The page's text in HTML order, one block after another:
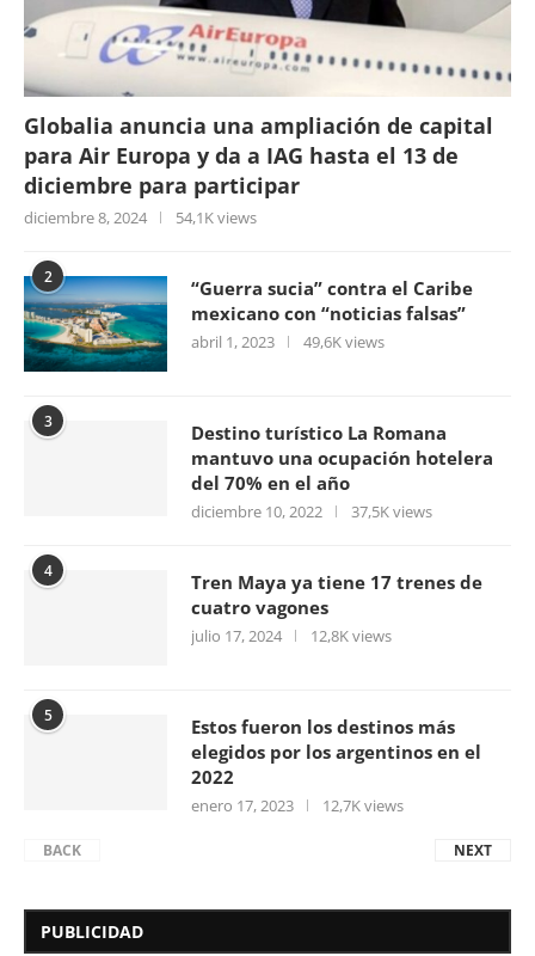
Globalia anuncia una ampliación de capital
para Air Europa y da a IAG hasta el 13 de
diciembre para participar
diciembre 8, 2024 54,1K views
2
“Guerra sucia” contra el Caribe
mexicano con “noticias falsas”
abril 1, 2023 49,6K views
3
Destino turístico La Romana
mantuvo una ocupación hotelera
del 70% en el año
diciembre 10, 2022 37,5K views
4
Tren Maya ya tiene 17 trenes de
cuatro vagones
julio 17, 2024 12,8K views
5
Estos fueron los destinos más
elegidos por los argentinos en el
2022
enero 17, 2023 12,7K views
BACK NEXT
PUBLICIDAD